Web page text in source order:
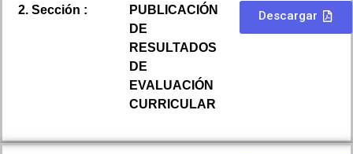
2. Sección :
PUBLICACIÓN
DE
RESULTADOS
DE
EVALUACIÓN
CURRICULAR
Descargar